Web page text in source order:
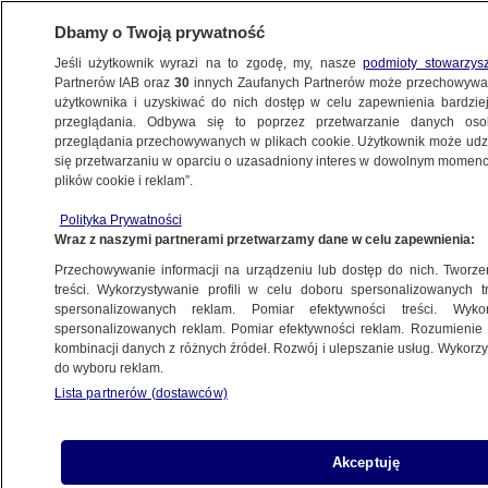
POLSKA
Mołotowa w posesję w Mrowinach
27.06.2019, 18:36
Udostępnij
Dbamy o Twoją prywatność
Jeśli użytkownik wyrazi na to zgodę, my, naszepodmioty
Partnerów IAB oraz30 innych Zaufanych Partnerów może
użytkownika i uzyskiwać do nich dostęp w celu zapewnienia
przeglądania. Odbywa się to poprzez przetwarzanie danych
przeglądania przechowywanych w plikach cookie. Użytkownik może
się przetwarzaniu w oparciu o uzasadniony interes w dowolnym
plików cookie i reklam”.
Polityka Prywatności
Wraz z naszymi partnerami przetwarzamy dane w celu zapewnienia:
Przechowywanie informacji na urządzeniu lub dostęp do nich.
treści. Wykorzystywanie profili w celu doboru spersonalizowanych
spersonalizowanych reklam. Pomiar efektywności treści.
spersonalizowanych reklam. Pomiar efektywności reklam.
kombinacji danych z różnych źródeł. Rozwój i ulepszanie usług.
do wyboru reklam.
Lista partnerów (dostawców)
Akceptuję